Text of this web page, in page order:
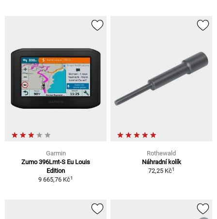
Garmin
Zumo 396Lmt-S Eu Louis
Edition
9 665,76 Kč1
Rothewald
Náhradní kolík
72,25 Kč1